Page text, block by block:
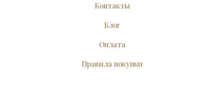
Контакты
Блог
Оплата
Правила покупки